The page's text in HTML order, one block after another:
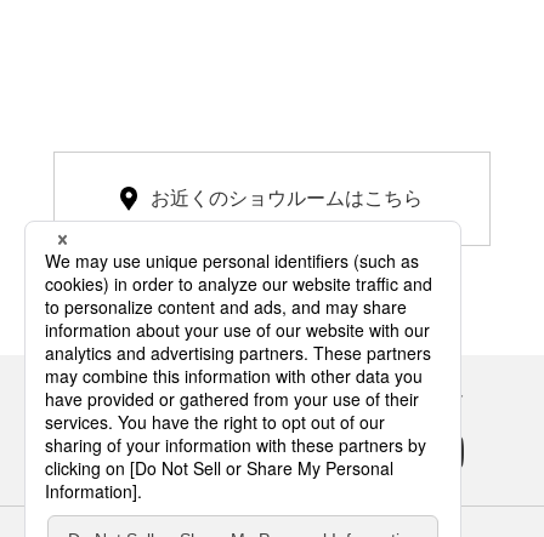
お近くのショウルームはこちら
Panasonicの住まい・くらし SNSアカウント
サイトのご利用にあたって クッキーポリシー